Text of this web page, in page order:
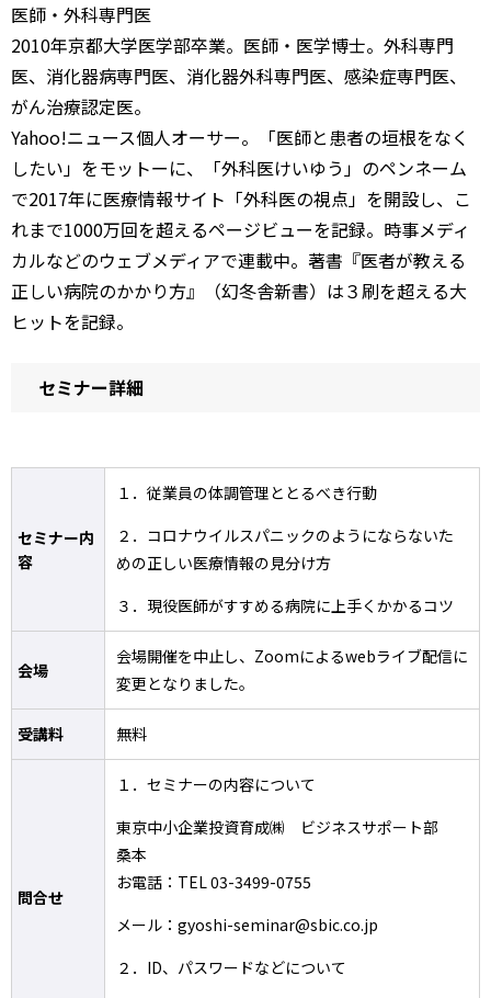
医師・外科専門医
2010年京都大学医学部卒業。医師・医学博士。外科専門
医、消化器病専門医、消化器外科専門医、感染症専門医、
がん治療認定医。
Yahoo!ニュース個人オーサー。「医師と患者の垣根をなく
したい」をモットーに、「外科医けいゆう」のペンネーム
で2017年に医療情報サイト「外科医の視点」を開設し、こ
れまで1000万回を超えるページビューを記録。時事メディ
カルなどのウェブメディアで連載中。著書『医者が教える
正しい病院のかかり方』（幻冬舎新書）は３刷を超える大
ヒットを記録。
セミナー詳細
セミナー内
容
１．従業員の体調管理ととるべき行動
２．コロナウイルスパニックのようにならないた
めの正しい医療情報の見分け方
３．現役医師がすすめる病院に上手くかかるコツ
会場
会場開催を中止し、Zoomによるwebライブ配信に
変更となりました。
受講料 無料
問合せ
１．セミナーの内容について
東京中小企業投資育成㈱ ビジネスサポート部
桑本
お電話：TEL 03-3499-0755
メール：gyoshi-seminar@sbic.co.jp
２．ID、パスワードなどについて